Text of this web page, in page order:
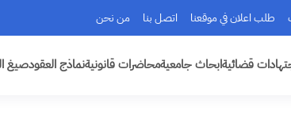
طلب اعلان في موقعنا اتصل بنا من نحن
قضائيةابحاث جامعيةمحاضرات قانونيةنماذج العقودصيغ